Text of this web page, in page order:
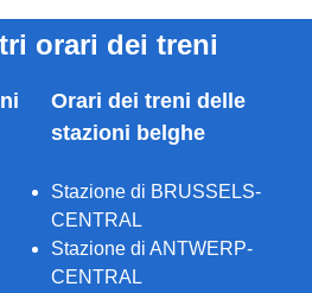
orari dei treni
Orari dei treni delle
stazioni belghe
Stazione di BRUSSELS-
CENTRAL
Stazione di ANTWERP-
CENTRAL